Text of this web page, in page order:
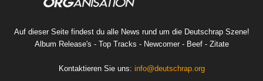
Auf dieser Seite findest du alle News rund um die Deutschrap Szene!
Album Release's - Top Tracks - Newcomer - Beef - Zitate
Kontaktieren Sie uns: info@deutschrap.org